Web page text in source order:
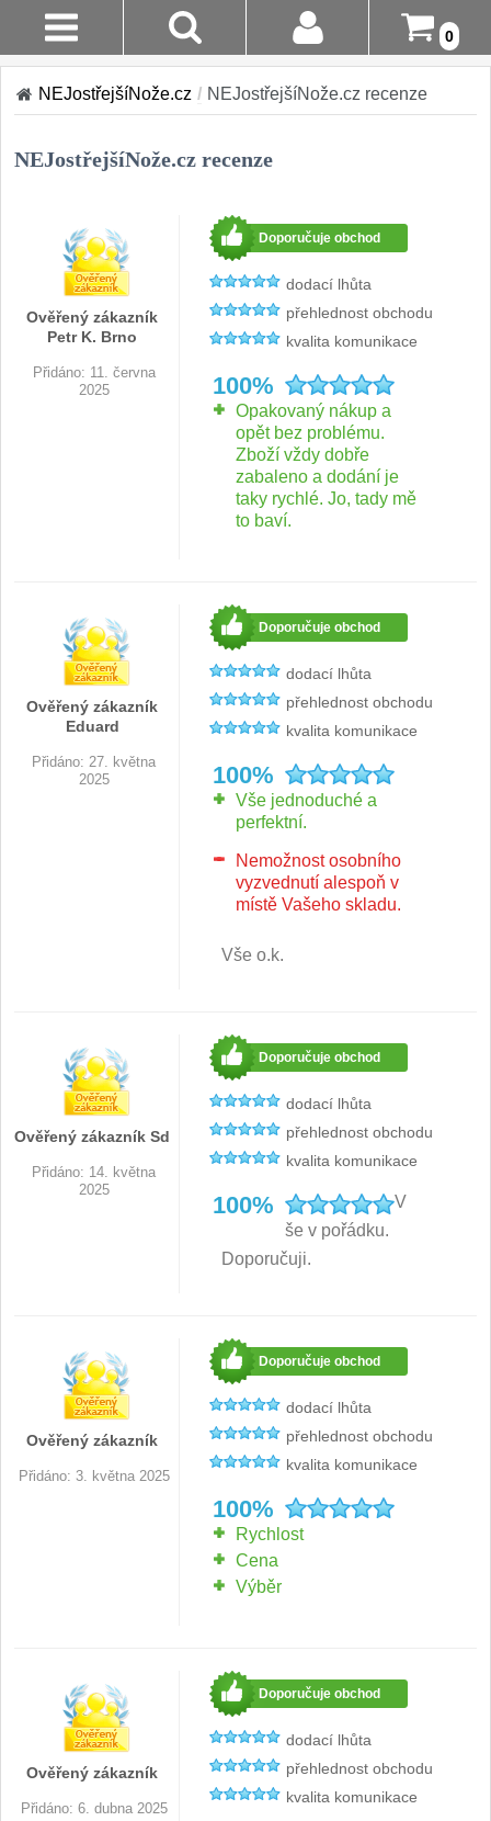
0
Stav
Objednávky
Login
Doručení A
Platba
Vrácení Do
14 Dnů
Akce!
Sady kuchyňských nožů
Šéfkuchařské nože
Univerzální nože
Filetovací nože
Nože na chleba
Vykosťovací nože
Steakové nože
Kuchyňské příslušenství
Zavírací nože
Kapesní
Speciální 4
Nože s pevnou čepelí
Taktické 8
Záchranářské
Ostření nožů
NEJostřejšíNože.cz / NEJostřejšíNože.cz recenze
NEJostřejšíNože.cz recenze
Ověřený zákazník
Petr K. Brno
Přidáno: 11. června
2025
Doporučuje obchod
dodací lhůta
přehlednost obchodu
kvalita komunikace
100%
Opakovaný nákup a
opět bez problému.
Zboží vždy dobře
zabaleno a dodání je
taky rychlé. Jo, tady mě
to baví.
Ověřený zákazník
Eduard
Přidáno: 27. května
2025
Doporučuje obchod
dodací lhůta
přehlednost obchodu
kvalita komunikace
100%
Vše jednoduché a
perfektní.
Nemožnost osobního
vyzvednutí alespoň v
místě Vašeho skladu.
Vše o.k.
Ověřený zákazník Sd
Přidáno: 14. května
2025
Doporučuje obchod
dodací lhůta
přehlednost obchodu
kvalita komunikace
100%
V
še v pořádku.
Doporučuji.
Ověřený zákazník
Přidáno: 3. května 2025
Doporučuje obchod
dodací lhůta
přehlednost obchodu
kvalita komunikace
100%
Rychlost
Cena
Výběr
Ověřený zákazník
Přidáno: 6. dubna 2025
Doporučuje obchod
dodací lhůta
přehlednost obchodu
kvalita komunikace